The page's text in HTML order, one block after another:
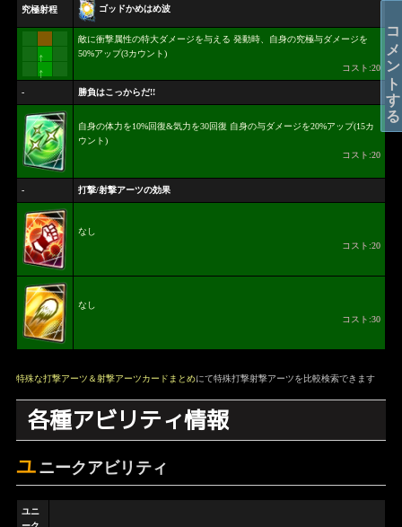
究極射程 ゴッドかめはめ波
↑
↑
敵に衝撃属性の特大ダメージを与える 発動時、自身の究極与ダメージを
50%アップ(3カウント)
コスト:20
- 勝負はこっからだ!!
自身の体力を10%回復&気力を30回復 自身の与ダメージを20%アップ(15カ
ウント)
コスト:20
- 打撃/射撃アーツの効果
なし
コスト:20
なし
コスト:30
特殊な打撃アーツ＆射撃アーツカードまとめにて特殊打撃射撃アーツを比較検索できます
各種アビリティ情報
ユ ニークアビリティ
ユニ
コメントする